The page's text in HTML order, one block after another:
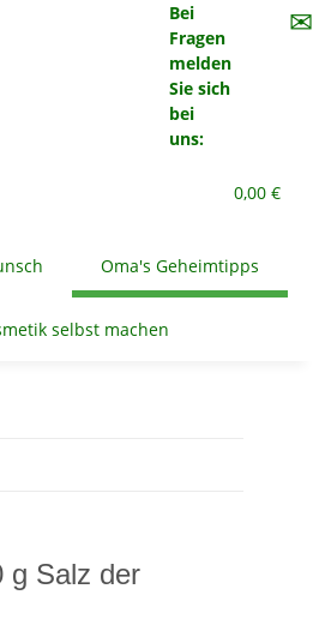
Bei
Fragen
melden
Sie sich
bei
uns:
✉
0,00 €
Oma's Geheimtipps
selbst machen
g Salz der